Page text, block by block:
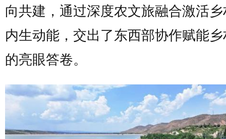
向共建，通过深度农文旅融合激活
内生动能，交出了东西部协作赋能
的亮眼答卷。